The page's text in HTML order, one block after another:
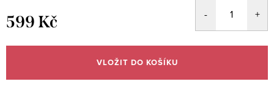
599 Kč
cena:
VLOŽIT DO KOŠÍKU